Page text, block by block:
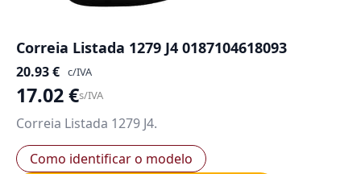
Correia Listada 1279 J4 0187104618093
20.93€ c/IVA
17.02€s/IVA
Correia Listada 1279 J4.
Como identificar o modelo